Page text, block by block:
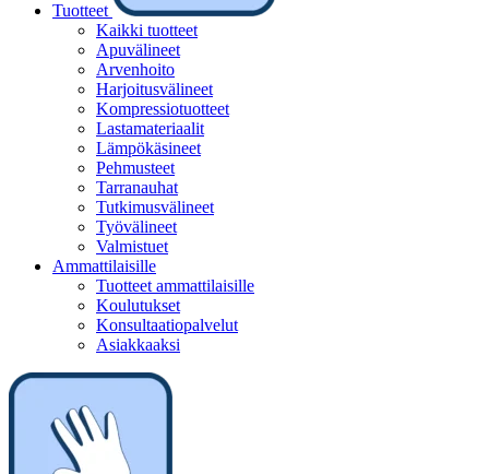
Tuotteet
Kaikki tuotteet
Apuvälineet
Arvenhoito
Harjoitusvälineet
Kompressiotuotteet
Lastamateriaalit
Lämpökäsineet
Pehmusteet
Tarranauhat
Tutkimusvälineet
Työvälineet
Valmistuet
Ammattilaisille
Tuotteet ammattilaisille
Koulutukset
Konsultaatiopalvelut
Asiakkaaksi